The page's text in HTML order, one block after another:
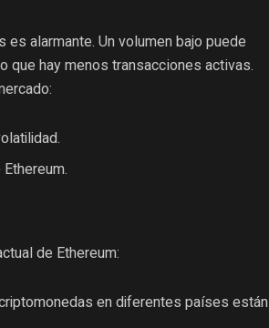
alarmante. Un volumen bajo puede
que hay menos transacciones activas.
de Ethereum:
en diferentes países están